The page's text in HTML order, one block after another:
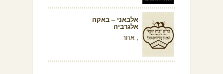
אלבאני – באקה
אלגרביה
, אחר